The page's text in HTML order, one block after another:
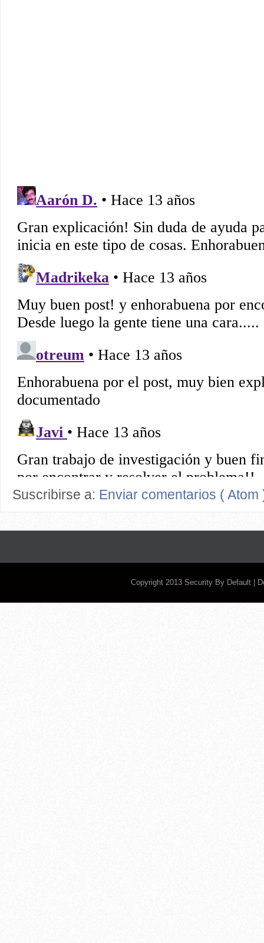
Suscribirse a: Enviar comentarios ( Atom
Copyright 2013 Security By Default |